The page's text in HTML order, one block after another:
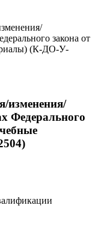
закона от
(К-ДО-У-
изменения/
Федерального